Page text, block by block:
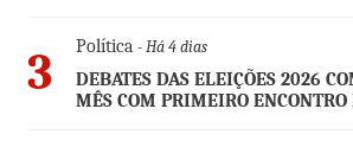
3 Política - Há 4 dias
DEBATES DAS ELEIÇÕES 2026
MÊS COM PRIMEIRO